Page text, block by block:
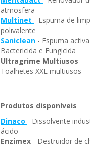
atmosfera
Multinet - Espuma de
polivalente
Saniclean - Espuma activa
Bactericida e Fungicida
Ultragrime Multiusos -
Toalhetes XXL multiusos
Produtos disponíveis
Dinaco - Dissolvente
ácido
Enzimex - Destruidor de